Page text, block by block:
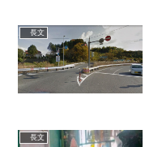
長文
長文